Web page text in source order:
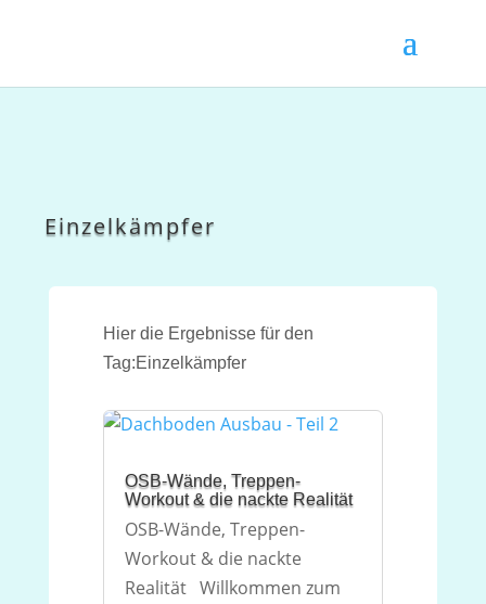
Einzelkämpfer
Hier die Ergebnisse für den
Tag:Einzelkämpfer
OSB-Wände, Treppen-
Workout & die nackte Realität
OSB-Wände, Treppen-
Workout & die nackte
Realität Willkommen zum